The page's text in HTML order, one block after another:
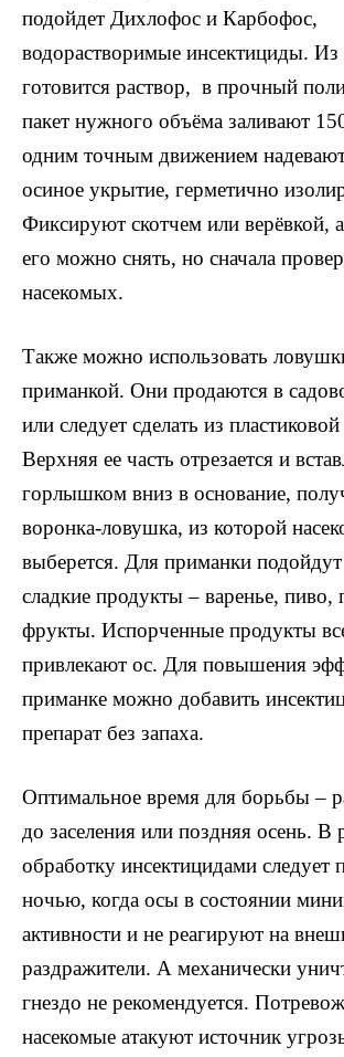
подойдет Дихлофос и Карбофос,
водорастворимые инсектициды. Из
готовится раствор, в прочный
пакет нужного объёма заливают
одним точным движением
осиное укрытие, герметично
Фиксируют скотчем или верёвкой,
его можно снять, но сначала
насекомых.
Также можно использовать
приманкой. Они продаются в
или следует сделать из
Верхняя ее часть отрезается и
горлышком вниз в основание,
воронка-ловушка, из которой
выберется. Для приманки
сладкие продукты – варенье, пиво,
фрукты. Испорченные продукты
привлекают ос. Для повышения
приманке можно добавить
препарат без запаха.
Оптимальное время для борьбы –
до заселения или поздняя осень. В
обработку инсектицидами следует
ночью, когда осы в состоянии
активности и не реагируют на
раздражители. А механически
гнездо не рекомендуется.
насекомые атакуют источник